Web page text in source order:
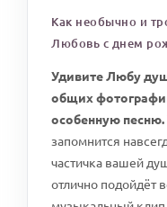
Как необычно и
Любовь с днем
Удивите Любу
общих
особенную песню.
запомнится
частичка вашей
отлично подойдёт